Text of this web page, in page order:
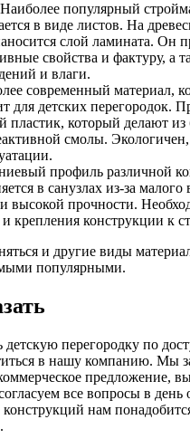
популярный
в виде листов. На
слой ламината. Он
свойства и фактуру, а
и влаги.
современный материал,
для детских перегородок.
пластик, который делают из
смолы.
профиль различной
в санузлах из-за малого
высокой прочности.
и крепления конструкции к
и другие виды
популярными.
перегородку по
в нашу компанию. Мы
предложение,
все вопросы в
конструкций нам